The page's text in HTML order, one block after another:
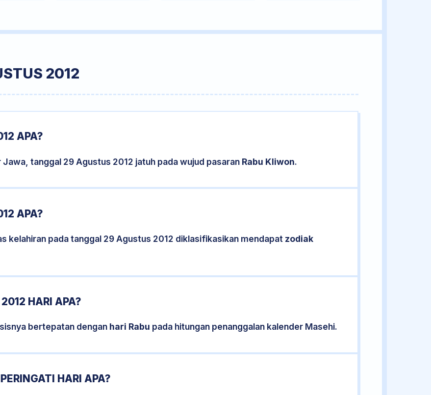
2012
APA?
tanggal 29 Agustus 2012 jatuh pada wujud pasaran Rabu Kliwon.
APA?
kelahiran pada tanggal 29 Agustus 2012 diklasifikasikan mendapat zodiak
HARI APA?
bertepatan dengan hari Rabu pada hitungan penanggalan kalender Masehi.
HARI APA?